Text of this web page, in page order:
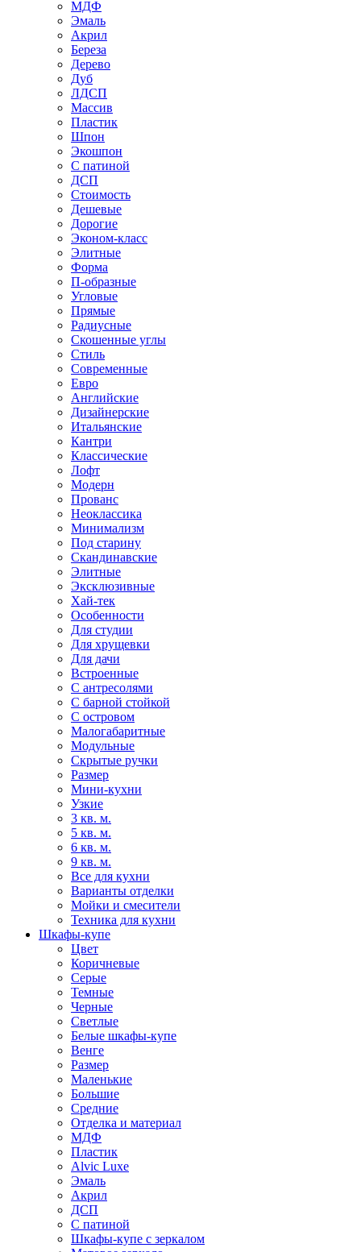
МДФ
Эмаль
Акрил
Береза
Дерево
Дуб
ЛДСП
Массив
Пластик
Шпон
Экошпон
С патиной
ДСП
Стоимость
Дешевые
Дорогие
Эконом-класс
Элитные
Форма
П-образные
Угловые
Прямые
Радиусные
Скошенные углы
Стиль
Современные
Евро
Английские
Дизайнерские
Итальянские
Кантри
Классические
Лофт
Модерн
Прованс
Неоклассика
Минимализм
Под старину
Скандинавские
Элитные
Эксклюзивные
Хай-тек
Особенности
Для студии
Для хрущевки
Для дачи
Встроенные
С антресолями
С барной стойкой
С островом
Малогабаритные
Модульные
Скрытые ручки
Размер
Мини-кухни
Узкие
3 кв. м.
5 кв. м.
6 кв. м.
9 кв. м.
Все для кухни
Варианты отделки
Мойки и смесители
Техника для кухни
Шкафы-купе
Цвет
Коричневые
Серые
Темные
Черные
Светлые
Белые шкафы-купе
Венге
Размер
Маленькие
Большие
Средние
Отделка и материал
МДФ
Пластик
Alvic Luxe
Эмаль
Акрил
ДСП
С патиной
Шкафы-купе с зеркалом